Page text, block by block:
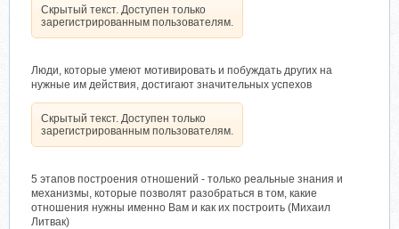
Скрытый текст. Доступен только
зарегистрированным пользователям.
Люди, которые умеют мотивировать и побуждать других на
нужные им действия, достигают значительных успехов
Скрытый текст. Доступен только
зарегистрированным пользователям.
5 этапов построения отношений - только реальные знания и
механизмы, которые позволят разобраться в том, какие
отношения нужны именно Вам и как их построить (Михаил
Литвак)